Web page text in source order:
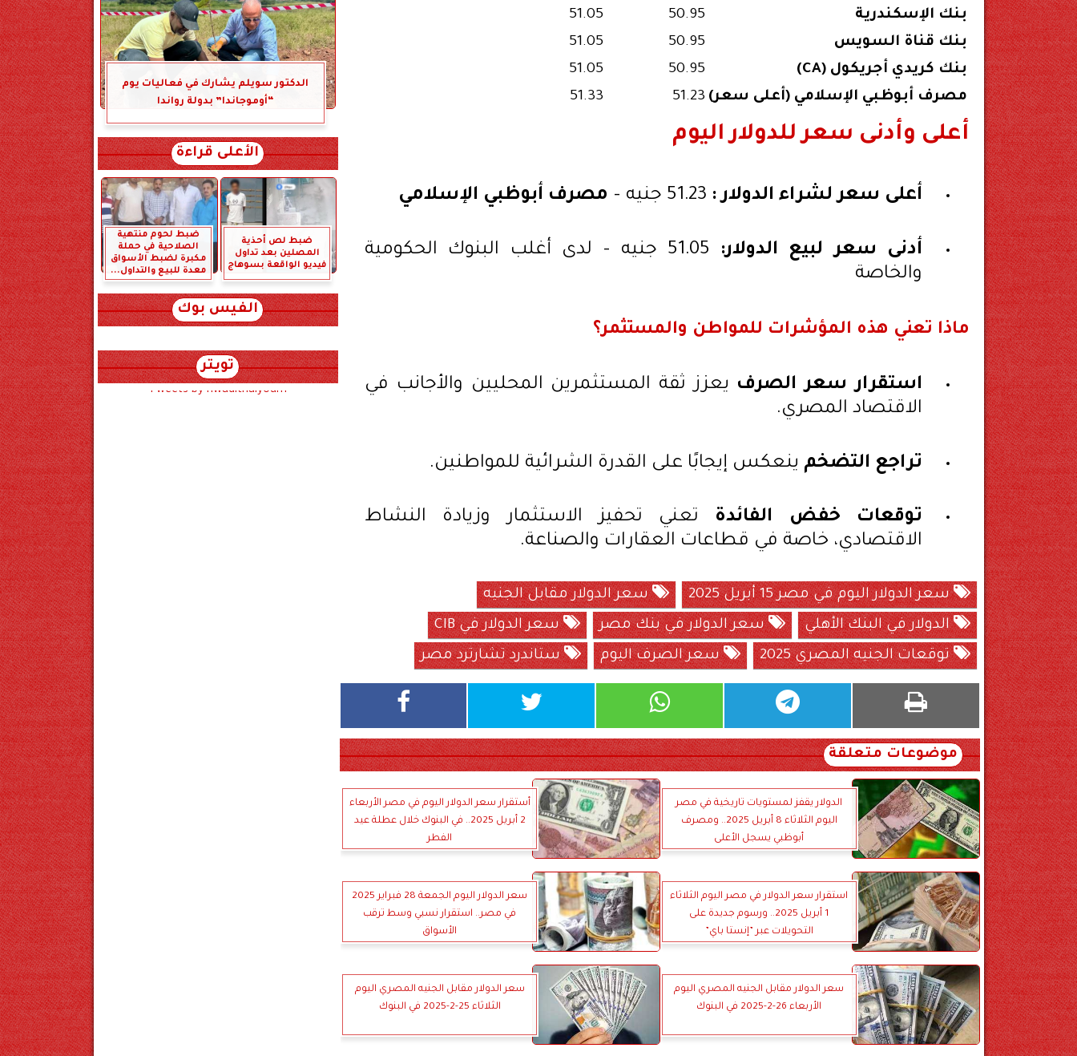
بنك الإسكندرية
50.95
51.05
بنك قناة السويس
50.95
51.05
بنك كريدي أجريكول (CA)
50.95
51.05
مصرف أبوظبي الإسلامي (أعلى سعر) 51.23
51.33
أعلى وأدنى سعر للدولار اليوم
أعلى سعر لشراء الدولار : مصرف أبوظبي الإسلامي
أدنى سعر لبيع الدولار:
51.05 جنيه – لدى أغلب البنوك الحكومية
والخاصة
ماذا تعني هذه المؤشرات للمواطن والمستثمر؟
استقرار سعر الصرف يعزز ثقة المستثمرين المحليين والأجانب في
الاقتصاد المصري.
تراجع التضخم ينعكس إيجابًا على القدرة الشرائية للمواطنين.
توقعات خفض الفائدة تعني تحفيز الاستثمار وزيادة النشاط
الاقتصادي، خاصة في قطاعات العقارات والصناعة.
سعر الدولار اليوم في مصر 15 أبريل 2025
سعر الدولار مقابل الجنيه
الدولار في البنك الأهلي
سعر الدولار في بنك مصر
سعر الدولار في CIB
توقعات الجنيه المصري 2025
سعر الصرف اليوم ستاندرد تشارترد مصر
موضوعات متعلقة
الدولار يقفز لمستويات تاريخية في مصر
اليوم الثلاثاء 8 أبريل 2025.. ومصرف
أبوظبي يسجل الأعلى
أستقرار سعر الدولار اليوم في مصر الأربعاء
2 أبريل 2025.. في البنوك خلال عطلة عيد
الفطر
استقرار سعر الدولار في مصر اليوم الثلاثاء
1 أبريل 2025.. ورسوم جديدة على
التحويلات عبر ”إنستا باي”
سعر الدولار اليوم الجمعة 28 فبراير 2025
في مصر.. استقرار نسبي وسط ترقب
الأسواق
سعر الدولار مقابل الجنيه المصري اليوم
الأربعاء 26-2-2025 في البنوك
سعر الدولار مقابل الجنيه المصري اليوم
الثلاثاء 25-2-2025 في البنوك
الدكتور سويلم يشارك في فعاليات يوم
“أوموجاندا” بدولة رواندا
الأعلى قراءة
ضبط لص أحذية
المصلين بعد تداول
فيديو الواقعة بسوهاج
ضبط لحوم منتهية
الصلاحية في حملة
مكبرة لضبط الأسواق
معدة للبيع والتداول...
الفيس بوك
تويتر
Tweets by hwadithalyoum